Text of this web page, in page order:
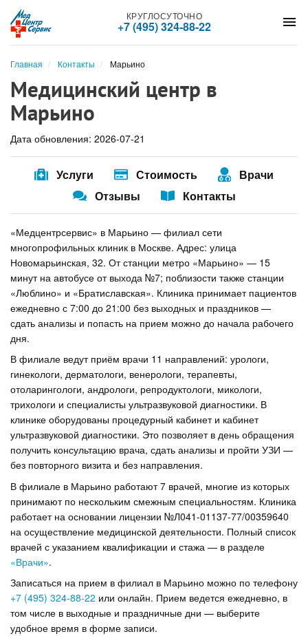
menu
КРУГЛОСУТОЧНО
+7 (495) 324-88-22
Главная Контакты Марьино
Медицинский центр в
Марьино
Дата обновления: 2026-07-21
Услуги Стоимость
Врачи
Отзывы
Контакты
«Медцентрсервис» в Марьино — филиал сети
многопрофильных клиник в Москве. Адрес: улица
Новомарьинская, 32. От станции метро «Марьино» — 15
минут на автобусе от выхода №7; поблизости также станции
«Люблино» и «Братиславская». Клиника принимает пациентов
ежедневно с 7:00 до 21:00 без выходных и праздников —
сдать анализы и попасть на прием можно до начала рабочего
дня.
В филиале ведут приём врачи 11 направлений: урологи,
гинекологи, дерматологи, венерологи, терапевты,
отоларингологи, андрологи, репродуктологи, микологи,
трихологи и специалисты ультразвуковой диагностики. В
клинике оборудованы процедурный кабинет и кабинет
ультразвуковой диагностики. Это позволяет в день обращения
получить консультацию врача, сдать анализы и пройти УЗИ —
без повторного визита и без направления.
В филиале в Марьино работают 7 врачей, многие из которых
принимают по нескольким смежным специальностям. Клиника
работает на основании лицензии №Л041-01137-77/00359640
на осуществление медицинской деятельности. Полный список
врачей с указанием квалификации и стажа — в разделе
«Врачи».
Записаться на прием в филиал в Марьино можно по телефону
+7 (495) 324-88-22 или онлайн. Прием ведется ежедневно, в
том числе в выходные и праздничные дни — выберите
удобное время в форме записи.